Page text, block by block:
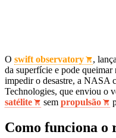
O swift observatory
,
da superfície e pode queimar
impedir o desastre, a NASA
Technologies, que enviou o
satélite
sem propulsão
Como funciona o